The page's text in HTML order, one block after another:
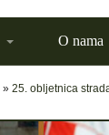
O nama
» 25. obljetnica